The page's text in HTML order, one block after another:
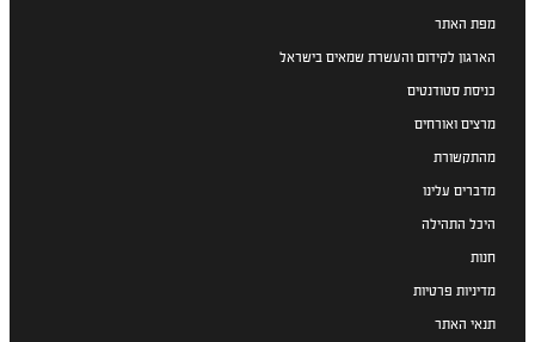
מפת האתר
הארגון לקידום והעשרת שמאים בישראל
כניסת סטודנטים
מרצים ואורחים
מהתקשורת
מדברים עלינו
היכל התהילה
חנות
מדיניות פרטיות
תנאי האתר